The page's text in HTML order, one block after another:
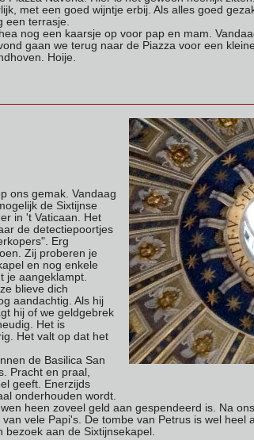
met een goed wijntje erbij. Als alles goed
een terrasje.
nog een kaarsje op voor pap en mam.
gaan we terug naar de Piazza voor een
Hoije.
ons gemak. Vandaag
de Sixtijnse
in 't Vaticaan. Het
de detectiepoortjes
Erg
Zij proberen je
en nog enkele
je aangeklampt.
blieve dich
aandachtig. Als hij
hij of we geldgebrek
Het is
Het valt op dat het
de Basilica San
Pracht en praal,
geeft. Enerzijds
onderhouden wordt.
heen zoveel geld aan gespendeerd is. Na
vele Papi's. De tombe van Petrus is wel heel
aan de Sixtijnsekapel.